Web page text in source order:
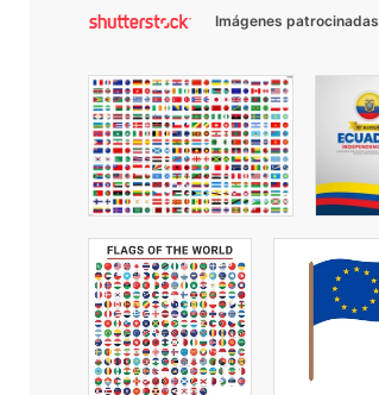
Imágenes patrocinadas